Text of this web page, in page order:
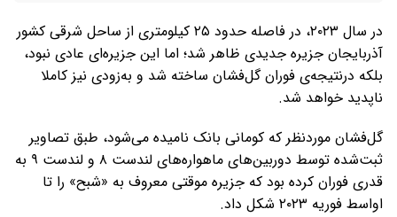
در سال ۲۰۲۳، در فاصله حدود ۲۵ کیلومتری از ساحل شرقی کشور
آذربایجان جزیره جدیدی ظاهر شد؛ اما این جزیره‌ای عادی نبود،
بلکه درنتیجه‌ی فوران گل‌فشان ساخته شد و به‌زودی نیز کاملا
ناپدید خواهد شد.
گل‌فشان موردنظر که کومانی بانک نامیده می‌شود، طبق تصاویر
ثبت‌شده توسط دوربین‌های ماهواره‌های لندست ۸ و لندست ۹ به
قدری فوران کرده بود که جزیره موقتی معروف به «شبح» را تا
اواسط فوریه ۲۰۲۳ شکل داد.